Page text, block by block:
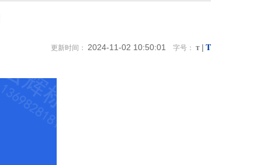
更新时间： 2024-11-02 10:50:01 字号： T | T